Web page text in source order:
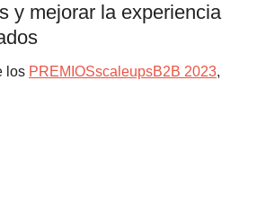
y mejorar la experiencia
los PREMIOSscaleupsB2B 2023,